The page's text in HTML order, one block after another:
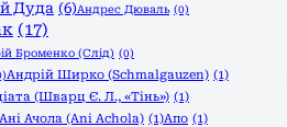
Дуда (6)Андрес Дюваль (0)
(17)
Броменко (Слід) (0)
Андрій Ширко (Schmalgauzen) (1)
(Шварц Є. Л., «Тінь») (1)
Ані Ачола (Ani Achola) (1)Апо (1)